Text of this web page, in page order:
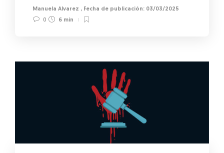
Manuela Alvarez ,
03/03/2025
0
6 min